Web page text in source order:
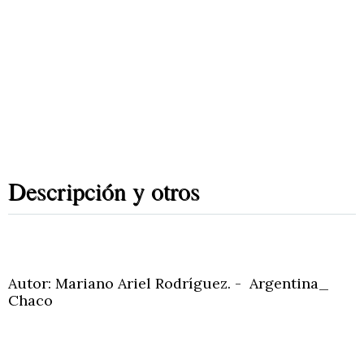
Descripción y otros
Autor: Mariano Ariel Rodríguez. - Argentina_
Chaco